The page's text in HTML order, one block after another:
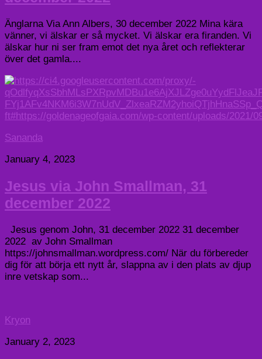
Änglarna Via Ann Albers, 30 december 2022 Mina kära
vänner, vi älskar er så mycket. Vi älskar era firanden. Vi
älskar hur ni ser fram emot det nya året och reflekterar
över det gamla....
Sananda
January 4, 2023
Jesus via John Smallman, 31
december 2022
Jesus genom John, 31 december 2022 31 december
2022 av John Smallman
https://johnsmallman.wordpress.com/ När du förbereder
dig för att börja ett nytt år, slappna av i den plats av djup
inre vetskap som...
Kryon
January 2, 2023